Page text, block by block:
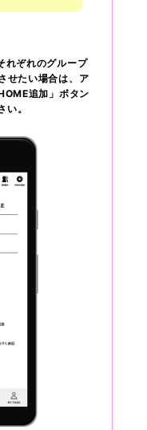
れぞれのグループ
せたい場合は、ア
追加」ボタン
。